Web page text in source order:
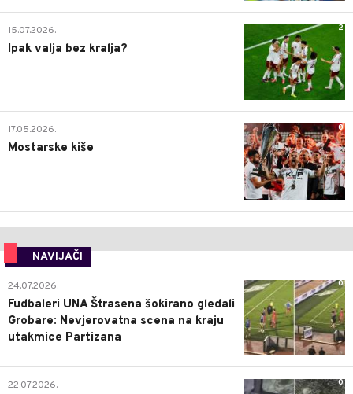
2
15.07.2026.
Ipak valja bez kralja?
0
17.05.2026.
Mostarske kiše
NAVIJAČI
0
24.07.2026.
Fudbaleri UNA Štrasena šokirano gledali
Grobare: Nevjerovatna scena na kraju
utakmice Partizana
0
22.07.2026.